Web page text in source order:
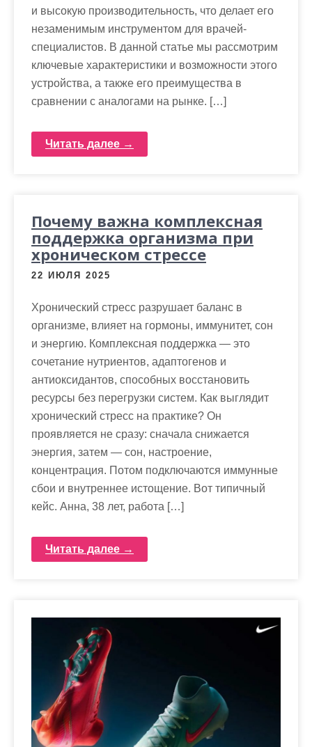
и высокую производительность, что делает его
незаменимым инструментом для врачей-
специалистов. В данной статье мы рассмотрим
ключевые характеристики и возможности этого
устройства, а также его преимущества в
сравнении с аналогами на рынке. […]
Читать далее →
Почему важна комплексная
поддержка организма при
хроническом стрессе
22 ИЮЛЯ 2025
Хронический стресс разрушает баланс в
организме, влияет на гормоны, иммунитет, сон
и энергию. Комплексная поддержка — это
сочетание нутриентов, адаптогенов и
антиоксидантов, способных восстановить
ресурсы без перегрузки систем. Как выглядит
хронический стресс на практике? Он
проявляется не сразу: сначала снижается
энергия, затем — сон, настроение,
концентрация. Потом подключаются иммунные
сбои и внутреннее истощение. Вот типичный
кейс. Анна, 38 лет, работа […]
Читать далее →